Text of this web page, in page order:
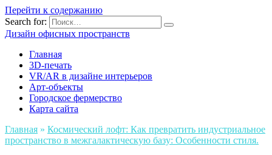
Перейти к содержанию
Search for:
Дизайн офисных пространств
Главная
3D-печать
VR/AR в дизайне интерьеров
Арт-объекты
Городское фермерство
Карта сайта
Главная » Космический лофт: Как превратить индустриальное
пространство в межгалактическую базу: Особенности стиля.